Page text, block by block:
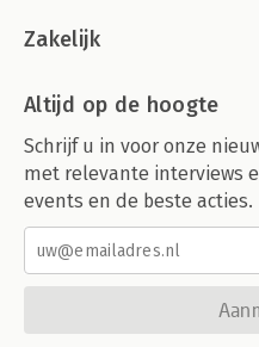
Zakelijk
Altijd op de hoogte
Schrijf u in voor onze
met relevante interviews
events en de beste acties.